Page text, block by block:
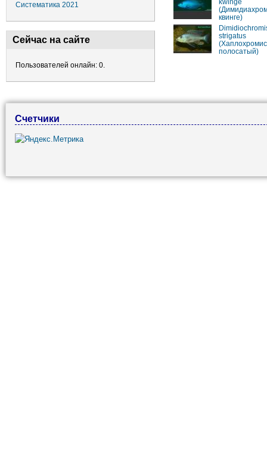
Систематика 2021
Сейчас на сайте
Пользователей онлайн: 0.
квинге)
strigatus
(Хаплохромис
полосатый)
Счетчики